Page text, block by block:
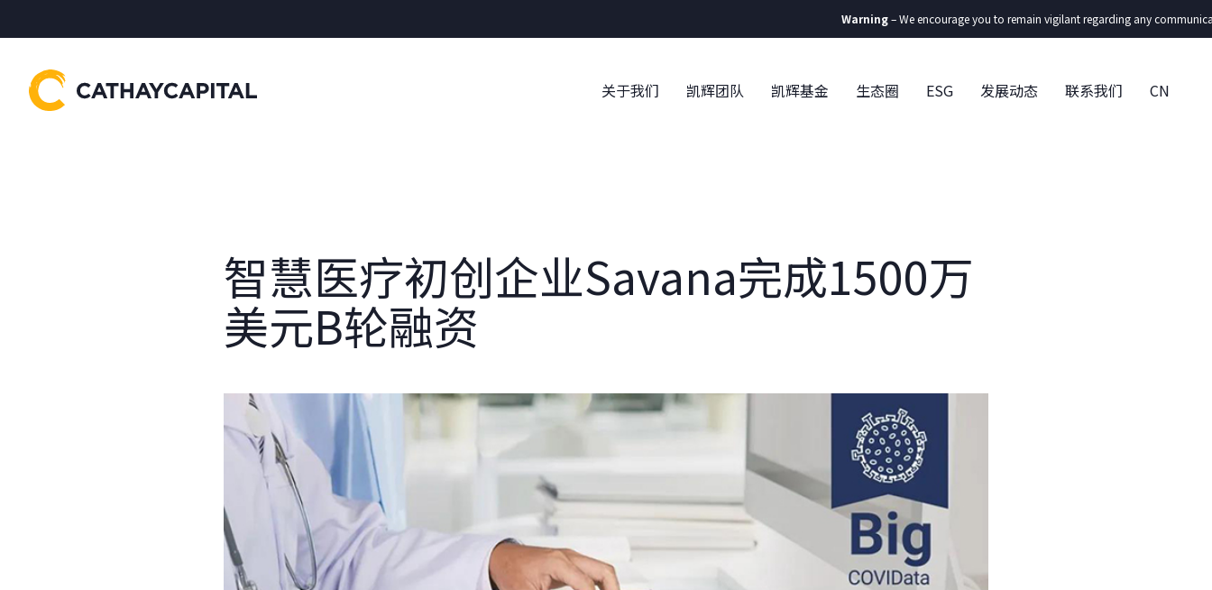
– We encourage you to remain vigilant regarding any communication you
关于我们 凯辉团队 凯辉基金 生态圈 ESG 发展动态 联系我们 CN
智慧医疗初创企业Savana完成1500万
美元B轮融资